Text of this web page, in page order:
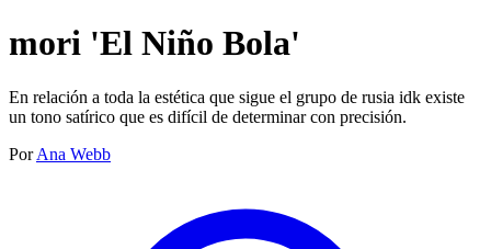
mori 'El Niño Bola'
En relación a toda la estética que sigue el grupo de rusia idk existe
un tono satírico que es difícil de determinar con precisión.
Por Ana Webb